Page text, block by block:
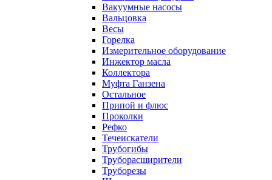
Вакуумные насосы
Вальцовка
Весы
Горелка
Измерительное оборудование
Инжектор масла
Коллектора
Муфта Ганзена
Остальное
Припой и флюс
Проколки
Рефко
Течеискатели
Трубогибы
Труборасширители
Труборезы